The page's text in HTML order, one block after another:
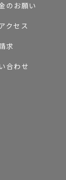
のお願い
クセス
求
合わせ